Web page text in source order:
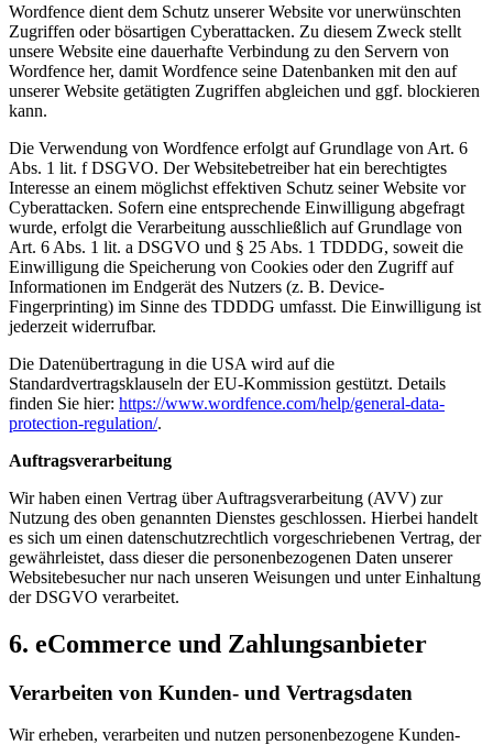
Wordfence dient dem Schutz unserer Website vor unerwünschten
Zugriffen oder bösartigen Cyberattacken. Zu diesem Zweck stellt
unsere Website eine dauerhafte Verbindung zu den Servern von
Wordfence her, damit Wordfence seine Datenbanken mit den auf
unserer Website getätigten Zugriffen abgleichen und ggf. blockieren
kann.
Die Verwendung von Wordfence erfolgt auf Grundlage von Art. 6
Abs. 1 lit. f DSGVO. Der Websitebetreiber hat ein berechtigtes
Interesse an einem möglichst effektiven Schutz seiner Website vor
Cyberattacken. Sofern eine entsprechende Einwilligung abgefragt
wurde, erfolgt die Verarbeitung ausschließlich auf Grundlage von
Art. 6 Abs. 1 lit. a DSGVO und § 25 Abs. 1 TDDDG, soweit die
Einwilligung die Speicherung von Cookies oder den Zugriff auf
Informationen im Endgerät des Nutzers (z. B. Device-
Fingerprinting) im Sinne des TDDDG umfasst. Die Einwilligung ist
jederzeit widerrufbar.
Die Datenübertragung in die USA wird auf die
Standardvertragsklauseln der EU-Kommission gestützt. Details
finden Sie hier: https://www.wordfence.com/help/general-data-
protection-regulation/.
Auftragsverarbeitung
Wir haben einen Vertrag über Auftragsverarbeitung (AVV) zur
Nutzung des oben genannten Dienstes geschlossen. Hierbei handelt
es sich um einen datenschutzrechtlich vorgeschriebenen Vertrag, der
gewährleistet, dass dieser die personenbezogenen Daten unserer
Websitebesucher nur nach unseren Weisungen und unter Einhaltung
der DSGVO verarbeitet.
6. eCommerce und Zahlungs­anbieter
Verarbeiten von Kunden- und Vertragsdaten
Wir erheben, verarbeiten und nutzen personenbezogene Kunden-